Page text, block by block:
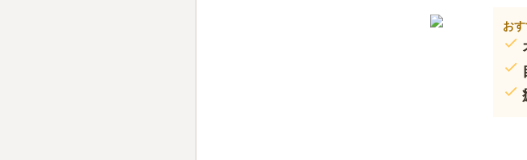
お